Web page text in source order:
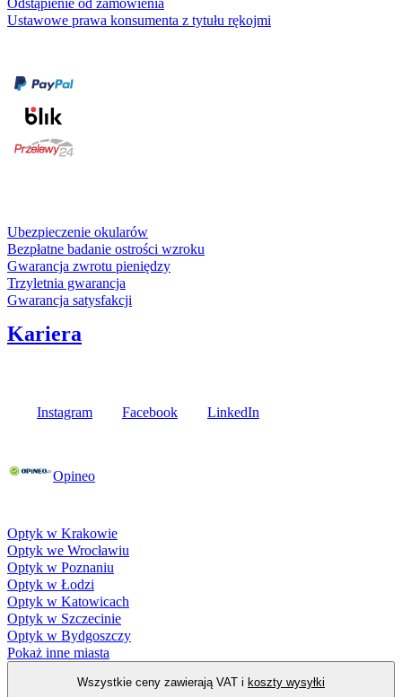
Odstąpienie od zamówienia
Ustawowe prawa konsumenta z tytułu rękojmi
Ubezpieczenie okularów
Bezpłatne badanie ostrości wzroku
Gwarancja zwrotu pieniędzy
Trzyletnia gwarancja
Gwarancja satysfakcji
Kariera
Instagram Facebook LinkedIn
Opineo
Optyk w Krakowie
Optyk we Wrocławiu
Optyk w Poznaniu
Optyk w Łodzi
Optyk w Katowicach
Optyk w Szczecinie
Optyk w Bydgoszczy
Pokaż inne miasta
Wszystkie ceny zawierają VAT i koszty wysyłki